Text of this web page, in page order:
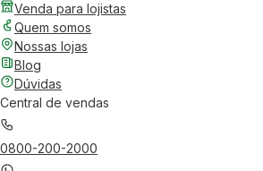
Venda para lojistas
Quem somos
Nossas lojas
Blog
Dúvidas
Central de vendas
0800-200-2000